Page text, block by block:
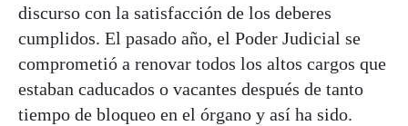
discurso con la satisfacción de los deberes
cumplidos. El pasado año, el Poder Judicial se
comprometió a renovar todos los altos cargos que
estaban caducados o vacantes después de tanto
tiempo de bloqueo en el órgano y así ha sido.